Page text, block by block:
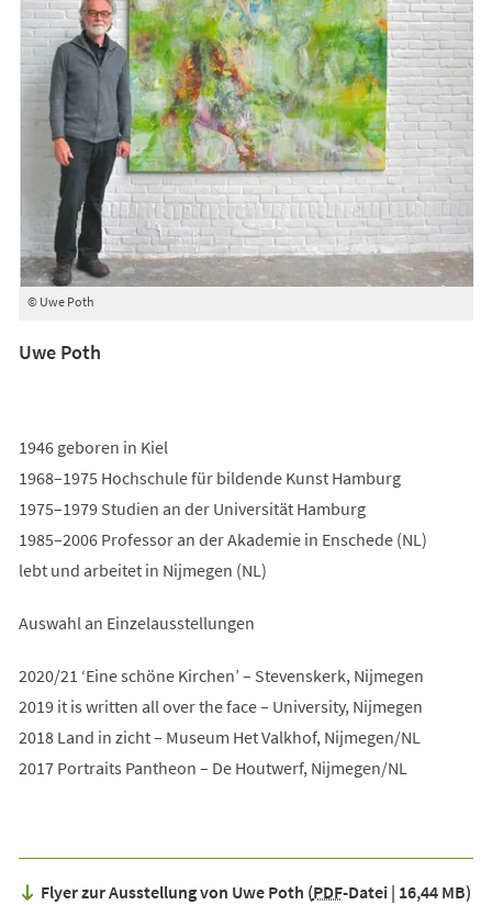
© Uwe Poth
Uwe Poth
1946 geboren in Kiel
1968–1975 Hochschule für bildende Kunst Hamburg
1975–1979 Studien an der Universität Hamburg
1985–2006 Professor an der Akademie in Enschede (NL)
lebt und arbeitet in Nijmegen (NL)
Auswahl an Einzelausstellungen
2020/21 ‘Eine schöne Kirchen’ – Stevenskerk, Nijmegen
2019 it is written all over the face – University, Nijmegen
2018 Land in zicht – Museum Het Valkhof, Nijmegen/NL
2017 Portraits Pantheon – De Houtwerf, Nijmegen/NL
Flyer zur Ausstellung von Uwe Poth PDF-Datei 16,44 MB